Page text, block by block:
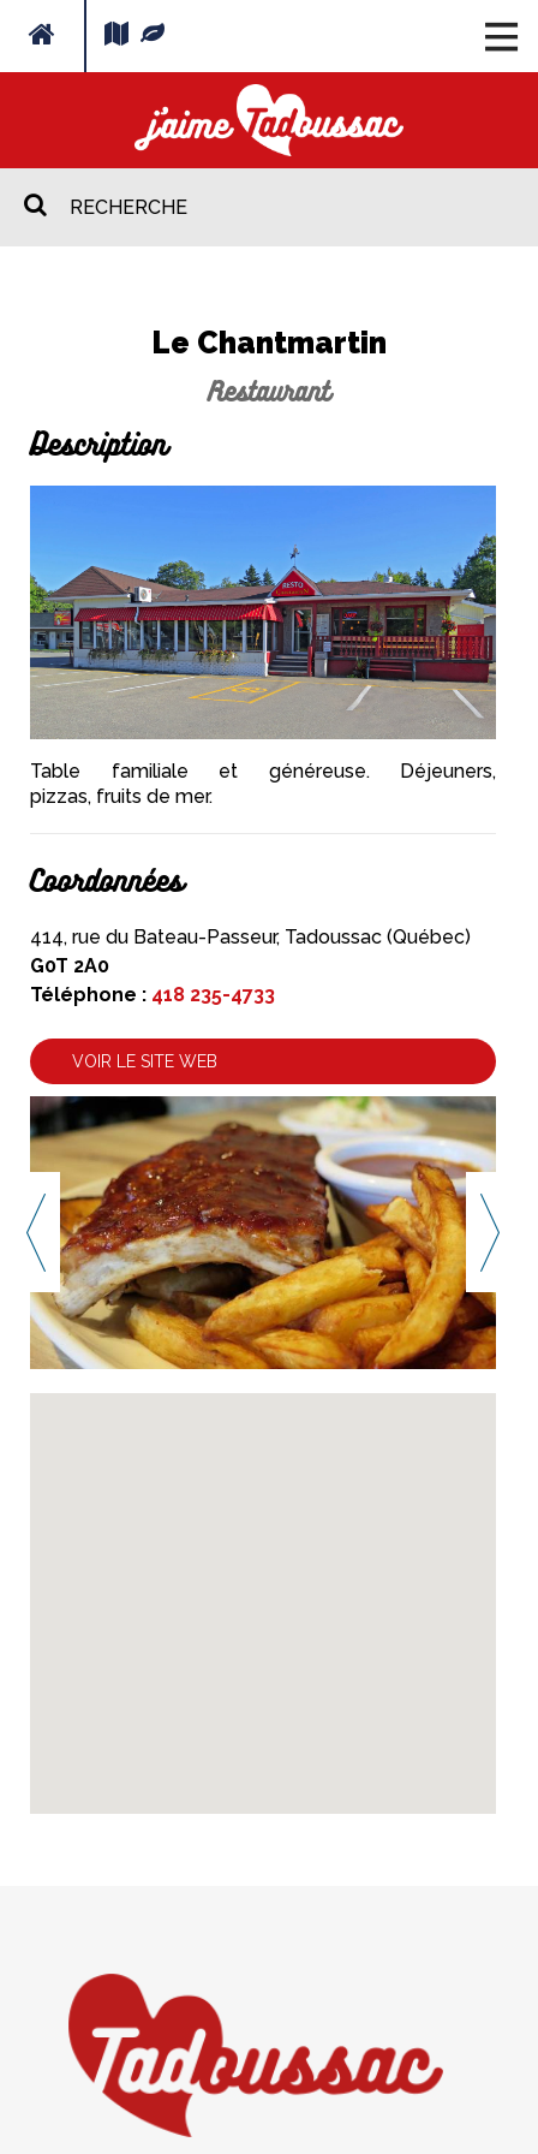
Le Chantmartin
Restaurant
Description
Table familiale et généreuse. Déjeuners,
pizzas, fruits de mer.
Coordonnées
414, rue du Bateau-Passeur, Tadoussac (Québec)
G0T 2A0
Téléphone : 418 235-4733
VOIR LE SITE WEB